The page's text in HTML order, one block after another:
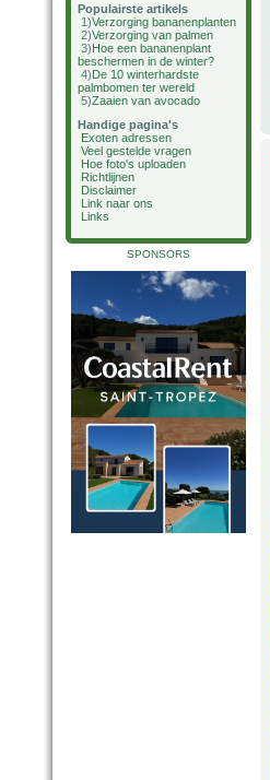
Populairste artikels
1)Verzorging bananenplanten
2)Verzorging van palmen
3)Hoe een bananenplant
beschermen in de winter?
4)De 10 winterhardste
palmbomen ter wereld
5)Zaaien van avocado
Handige pagina's
Exoten adressen
Veel gestelde vragen
Hoe foto's uploaden
Richtlijnen
Disclaimer
Link naar ons
Links
SPONSORS